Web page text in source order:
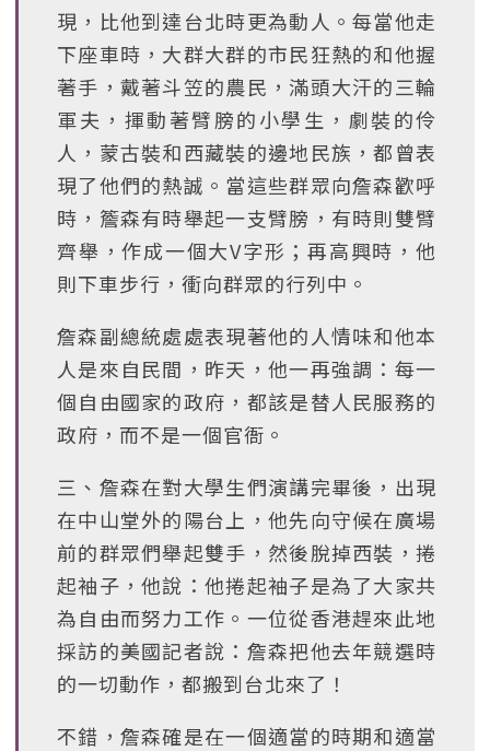
現，比他到達台北時更為動人。每當他走
下座車時，大群大群的市民狂熱的和他握
著手，戴著斗笠的農民，滿頭大汗的三輪
軍夫，揮動著臂膀的小學生，劇裝的伶
人，蒙古裝和西藏裝的邊地民族，都曾表
現了他們的熱誠。當這些群眾向詹森歡呼
時，簷森有時舉起一支臂膀，有時則雙臂
齊舉，作成一個大V字形；再高興時，他
則下車步行，衝向群眾的行列中。
詹森副總統處處表現著他的人情味和他本
人是來自民間，昨天，他一再強調：每一
個自由國家的政府，都該是替人民服務的
政府，而不是一個官衙。
三、詹森在對大學生們演講完畢後，出現
在中山堂外的陽台上，他先向守候在廣場
前的群眾們舉起雙手，然後脫掉西裝，捲
起袖子，他說：他捲起袖子是為了大家共
為自由而努力工作。一位從香港趕來此地
採訪的美國記者說：詹森把他去年競選時
的一切動作，都搬到台北來了！
不錯，詹森確是在一個適當的時期和適當